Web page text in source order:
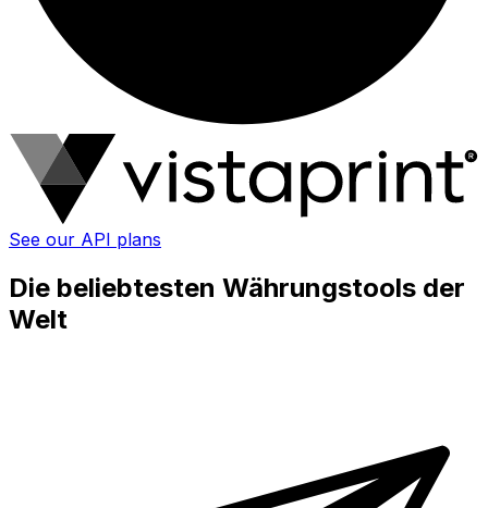
See our API plans
Die beliebtesten Währungstools der
Welt